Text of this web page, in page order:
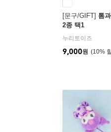
[문구/GIFT] 톰
2종 택1
누리토이즈
10%
9,000원